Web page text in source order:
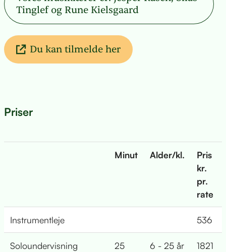
Tinglef og Rune Kielsgaard
Du kan tilmelde her
Priser
Minut Alder/kl.
Pris
kr.
pr.
rate
Instrumentleje 536
Soloundervisning 25 6 - 25 år 1821